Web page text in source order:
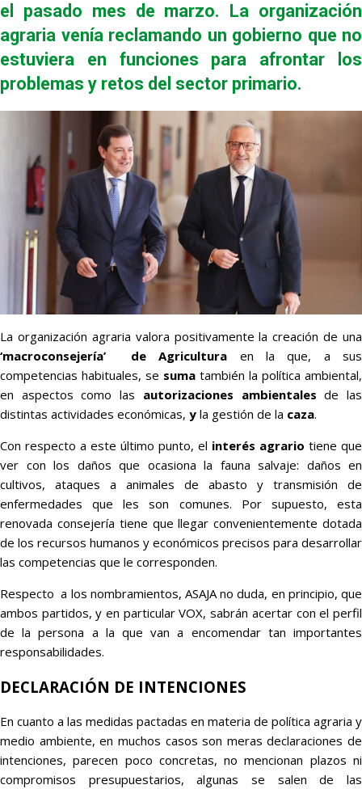
el pasado mes de marzo. La organización
agraria venía reclamando un gobierno que no
estuviera en funciones para afrontar los
problemas y retos del sector primario.
La organización agraria valora positivamente la creación de una
‘macroconsejería’ de Agricultura en la que, a sus
competencias habituales, se suma también la política ambiental,
en aspectos como las autorizaciones ambientales de las
distintas actividades económicas, y la gestión de la caza.
Con respecto a este último punto, el interés agrario tiene que
ver con los daños que ocasiona la fauna salvaje: daños en
cultivos, ataques a animales de abasto y transmisión de
enfermedades que les son comunes. Por supuesto, esta
renovada consejería tiene que llegar convenientemente dotada
de los recursos humanos y económicos precisos para desarrollar
las competencias que le corresponden.
Respecto a los nombramientos, ASAJA no duda, en principio, que
ambos partidos, y en particular VOX, sabrán acertar con el perfil
de la persona a la que van a encomendar tan importantes
responsabilidades.
DECLARACIÓN DE INTENCIONES
En cuanto a las medidas pactadas en materia de política agraria y
medio ambiente, en muchos casos son meras declaraciones de
intenciones, parecen poco concretas, no mencionan plazos ni
compromisos presupuestarios, algunas se salen de las